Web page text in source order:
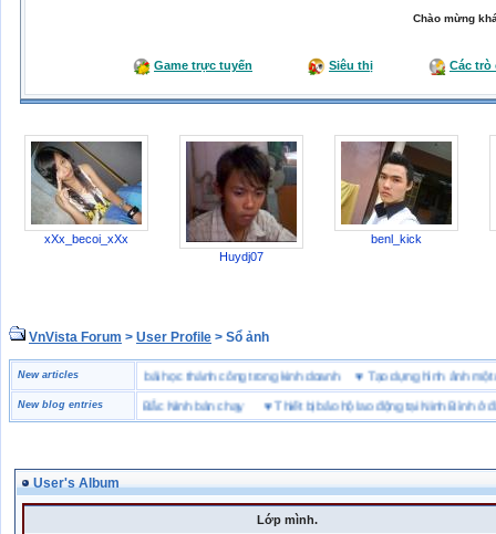
Chào mừng
Game trực tuyến Siêu thị Các trò
xXx_becoi_xXx
Huydj07
benl_kick
VnVista Forum > User Profile > Sổ ảnh
New articles
biệt” của Microsoft ♥4 bài học thành công trong kinh doanh ♥Tạo dựng hình
New blog entries
hiệu giày bảo hộ tại Bắc Ninh bán chạy♥ Thiết bị bảo hộ lao động tại Ninh Bình ở đâu
User's Album
Lớp mình.